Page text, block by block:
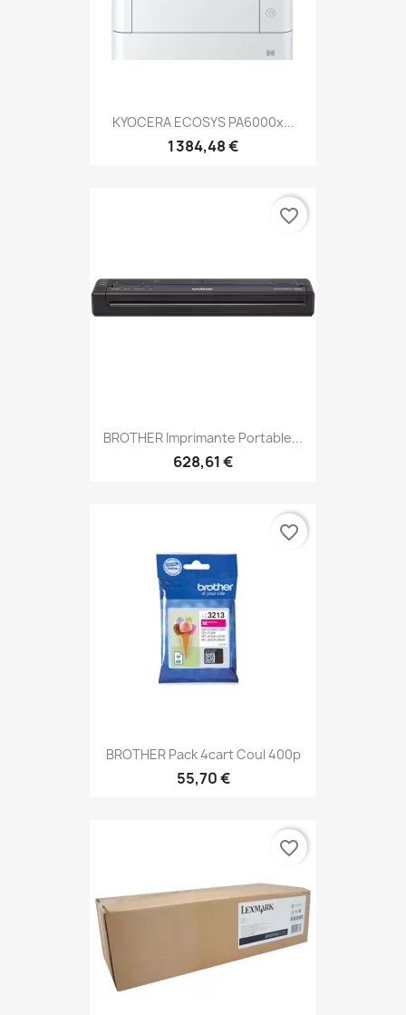
KYOCERA ECOSYS PA6000x...
1 384,48 €
BROTHER Imprimante Portable...
628,61 €
favorite_border
BROTHER Pack 4cart Coul 400p
55,70 €
favorite_border
favorite_border